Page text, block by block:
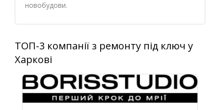
новобудови.
ТОП-3 компанії з ремонту під ключ у
Харкові